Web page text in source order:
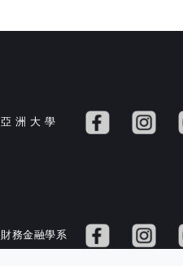
亞 洲 大 學
財務金融學系